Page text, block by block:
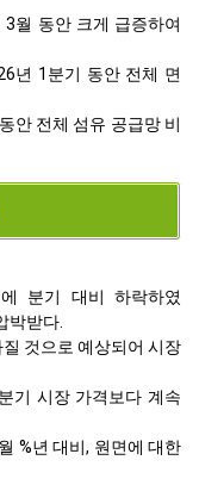
월 동안 크게 급증하여
년 1분기 동안 전체 면
안 전체 섬유 공급망 비
분기 대비 하락하였
박받다.
것으로 예상되어 시장
기 시장 가격보다 계속
%년 대비, 원면에 대한